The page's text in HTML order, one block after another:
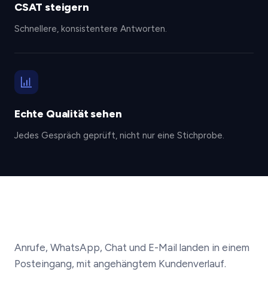
CSAT steigern
Schnellere, konsistentere Antworten.
Echte Qualität sehen
Jedes Gespräch geprüft, nicht nur eine Stichprobe.
Anrufe, WhatsApp, Chat und E-Mail landen in einem
Posteingang, mit angehängtem Kundenverlauf.